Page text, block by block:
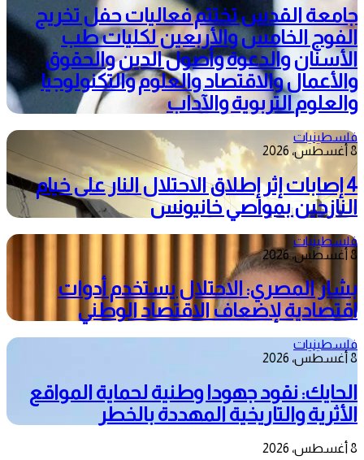
جامعة القدس تختتم فعاليات حفل تخريج
الفوج الخامس والأربعين لكليات طب
الأسنان والدعوة وأصول الدين والحقوق
والأعمال والاقتصاد والعلوم والتكنولوجيا
والعلوم التربوية والآداب
فلسطينيات
8 أغسطس، 2026
4 إصابات إثر إطلاق الاحتلال النار على خيام
النازحين بمواصي خانيونس
فلسطينيات
8 أغسطس، 2026
بشار المصري: الاحتلال يستخدم أدوات
اقتصادية لإضعاف الاقتصاد الوطني
فلسطينيات
8 أغسطس، 2026
الحايك: نقود جهودا وطنية لحماية المواقع
الأثرية والتاريخية المهددة بالخطر
8 أغسطس، 2026